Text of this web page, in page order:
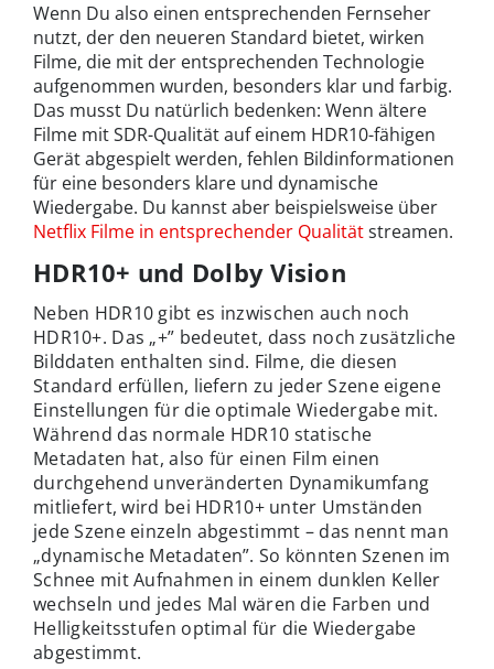
Wenn Du also einen entsprechenden Fernseher
nutzt, der den neueren Standard bietet, wirken
Filme, die mit der entsprechenden Technologie
aufgenommen wurden, besonders klar und farbig.
Das musst Du natürlich bedenken: Wenn ältere
Filme mit SDR-Qualität auf einem HDR10-fähigen
Gerät abgespielt werden, fehlen Bildinformationen
für eine besonders klare und dynamische
Wiedergabe. Du kannst aber beispielsweise über
Netflix Filme in entsprechender Qualitätstreamen.
HDR10+ und Dolby Vision
Neben HDR10 gibt es inzwischen auch noch
HDR10+. Das „+” bedeutet, dass noch zusätzliche
Bilddaten enthalten sind. Filme, die diesen
Standard erfüllen, liefern zu jeder Szene eigene
Einstellungen für die optimale Wiedergabe mit.
Während das normale HDR10 statische
Metadaten hat, also für einen Film einen
durchgehend unveränderten Dynamikumfang
mitliefert, wird bei HDR10+ unter Umständen
jede Szene einzeln abgestimmt – das nennt man
„dynamische Metadaten”. So könnten Szenen im
Schnee mit Aufnahmen in einem dunklen Keller
wechseln und jedes Mal wären die Farben und
Helligkeitsstufen optimal für die Wiedergabe
abgestimmt.